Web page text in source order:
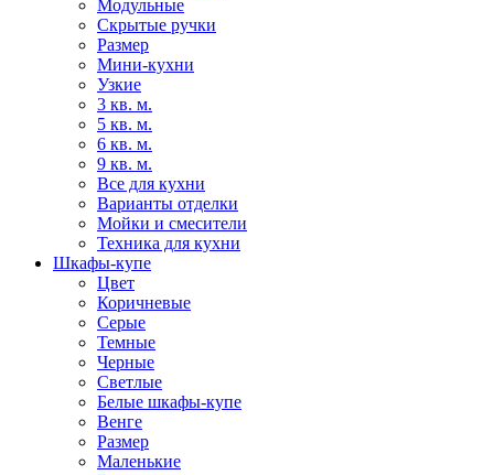
Модульные
Скрытые ручки
Размер
Мини-кухни
Узкие
3 кв. м.
5 кв. м.
6 кв. м.
9 кв. м.
Все для кухни
Варианты отделки
Мойки и смесители
Техника для кухни
Шкафы-купе
Цвет
Коричневые
Серые
Темные
Черные
Светлые
Белые шкафы-купе
Венге
Размер
Маленькие